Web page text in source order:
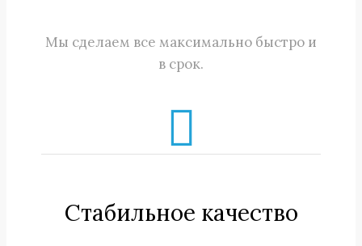
Мы сделаем все максимально быстро и
в срок.
Стабильное качество